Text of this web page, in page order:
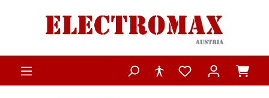
Zum Hauptinhalt springen